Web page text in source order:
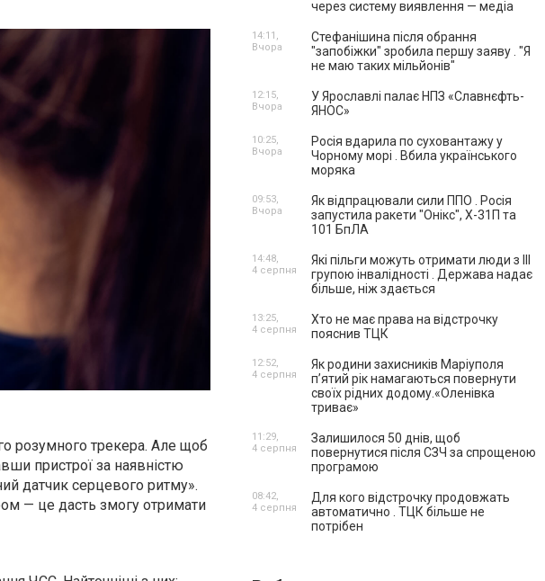
розумного трекера. Але щоб
пристрої за наявністю
датчик серцевого ритму».
— це дасть змогу отримати
через систему виявлення — медіа
Стефанішина після обрання
"запобіжки" зробила першу заяву . "Я
не маю таких мільйонів"
14:11,
Вчора
У Ярославлі палає НПЗ «Славнєфть-
ЯНОС»
12:15,
Вчора
Росія вдарила по суховантажу у
Чорному морі . Вбила українського
моряка
10:25,
Вчора
Як відпрацювали сили ППО . Росія
запустила ракети "Онікс", Х-31П та
101 БпЛА
09:53,
Вчора
Які пільги можуть отримати люди з III
групою інвалідності . Держава надає
більше, ніж здається
14:48,
4 серпня
Хто не має права на відстрочку
пояснив ТЦК
13:25,
4 серпня
Як родини захисників Маріуполя
пʼятий рік намагаються повернути
своїх рідних додому.«Оленівка
триває»
12:52,
4 серпня
Залишилося 50 днів, щоб
повернутися після СЗЧ за спрощеною
програмою
11:29,
4 серпня
Для кого відстрочку продовжать
автоматично . ТЦК більше не
потрібен
08:42,
4 серпня